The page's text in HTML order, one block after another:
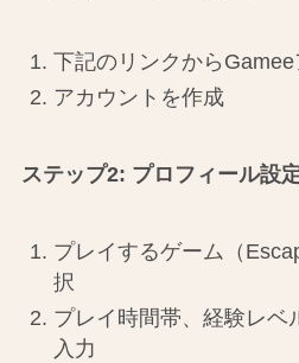
下記のリンクから
アカウントを作成
ステップ2: プロフィール設
プレイするゲーム（
択
プレイ時間帯、経験レベ
入力